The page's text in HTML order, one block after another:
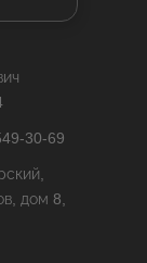
30-69
дом 8,